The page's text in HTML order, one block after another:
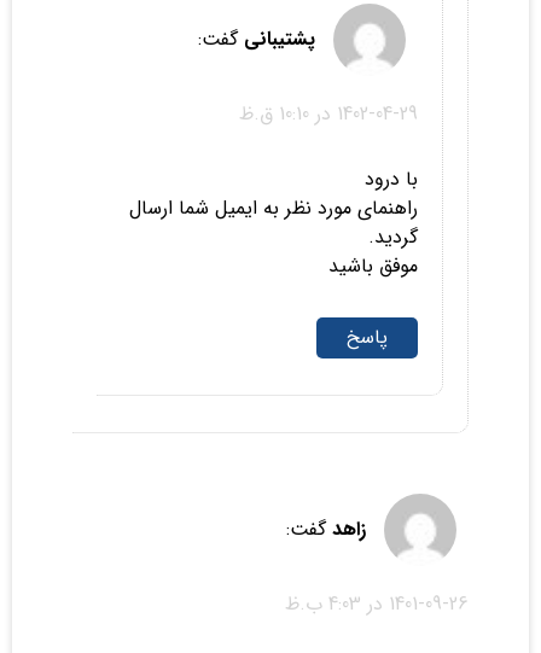
پشتیبانی گفت:
1402-04-29 در 10:10 ق.ظ
با درود
راهنمای مورد نظر به ایمیل شما ارسال
گردید.
موفق باشید
پاسخ
زاهد گفت:
1401-09-26 در 4:03 ب.ظ